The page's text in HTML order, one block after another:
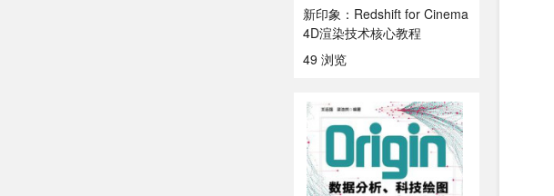
新印象：Redshift for Cinema
4D渲染技术核心教程
49 浏览